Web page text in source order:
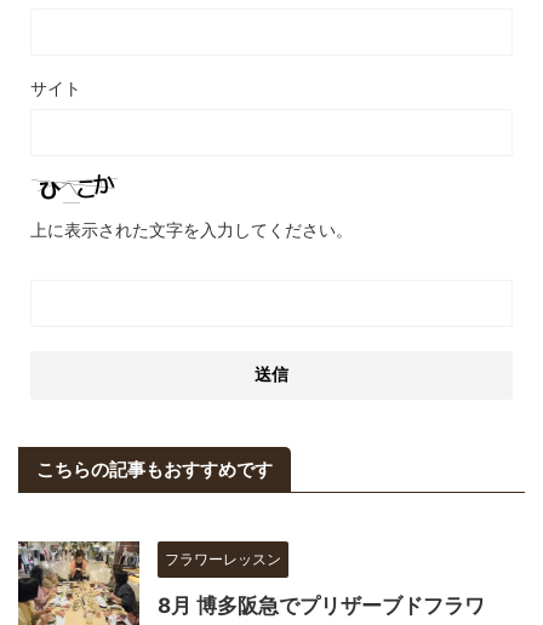
サイト
上に表示された文字を入力してください。
こちらの記事もおすすめです
フラワーレッスン
8月 博多阪急でプリザーブドフラワ